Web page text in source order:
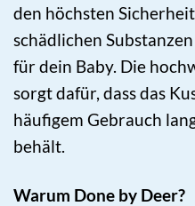
den höchsten
schädlichen
für dein Baby. Die
sorgt dafür, dass das
häufigem Gebrauch
behält.
Warum Done by Deer?